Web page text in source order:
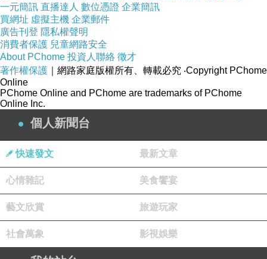
直說腰痛，歐巴桑我呢是膝蓋痛
這就是草草結束的第一天..............呵呵
Day 2 , 3/19 伊斯坦堡
經過13小時的飛行 ，土耳其比台灣晚6小時
的下午1點左右
土耳其的貨幣是里拉 在台灣換好美元，出了機場旁邊有兌換處 (機
場裡面的匯率比較差)
一元簡訊 直播達人 數位憑證 企業簡訊
買網址 虛擬主機 企業郵件
廣告刊登 隱私權聲明
消費者保護 兒童網路安全
About PChome 投資人聯絡 徵才
著作權保護 ｜網路家庭版權所有、轉載必究 ‧Copyright PChome
Online
PChome Online and PChome are trademarks of PChome
Online Inc.
個人新聞台
快速發文 最新文章
心情雜記 美食饗宴
藝文欣賞 旅遊玩家
社會萬象 影視娛樂